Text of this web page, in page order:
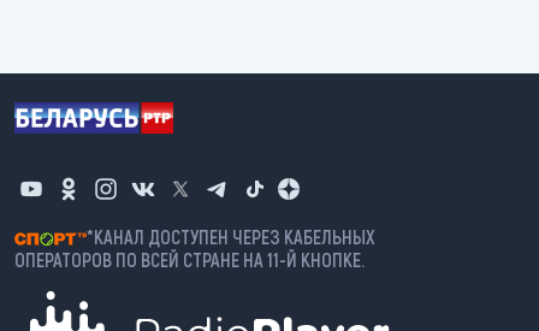
*КАНАЛ ДОСТУПЕН ЧЕРЕЗ КАБЕЛЬНЫХ
ОПЕРАТОРОВ ПО ВСЕЙ СТРАНЕ НА 11-Й КНОПКЕ.